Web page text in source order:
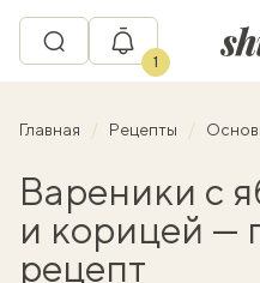
1
Главная Рецепты
Вареники с
и корицей —
рецепт